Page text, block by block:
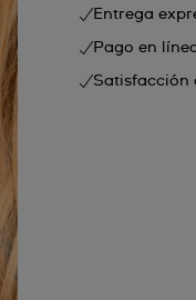
Entrega
Pago en
Satisfacción